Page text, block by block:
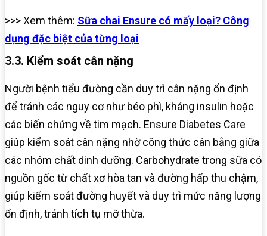
>>> Xem thêm: Sữa chai Ensure có mấy loại? Công
dụng đặc biệt của từng loại
3.3. Kiểm soát cân nặng
Người bệnh tiểu đường cần duy trì cân nặng ổn định
để tránh các nguy cơ như béo phì, kháng insulin hoặc
các biến chứng về tim mạch. Ensure Diabetes Care
giúp kiểm soát cân nặng nhờ công thức cân bằng giữa
các nhóm chất dinh dưỡng. Carbohydrate trong sữa có
nguồn gốc từ chất xơ hòa tan và đường hấp thu chậm,
giúp kiểm soát đường huyết và duy trì mức năng lượng
ổn định, tránh tích tụ mỡ thừa.